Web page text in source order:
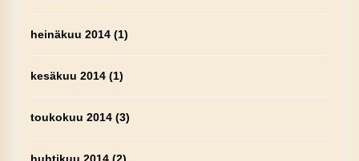
heinäkuu 2014(1)
kesäkuu 2014(1)
toukokuu 2014(3)